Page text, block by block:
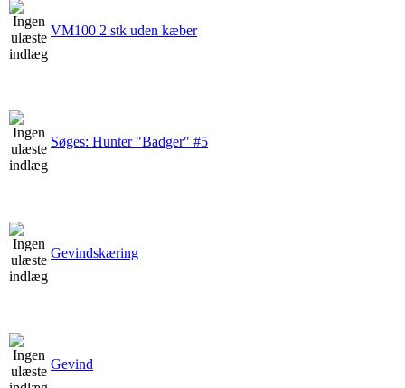
VM100 2 stk uden kæber
Søges: Hunter "Badger" #5
Gevindskæring
Gevind